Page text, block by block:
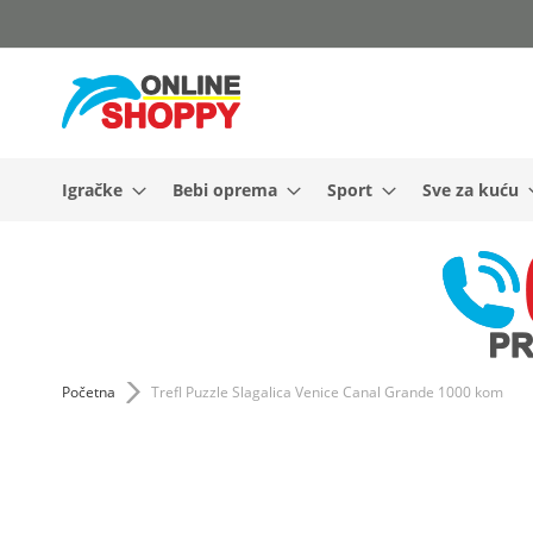
to
Content
Igračke Bebi oprema Sport Sve za kuću
Početna Trefl Puzzle Slagalica Venice Canal Grande 1000 kom